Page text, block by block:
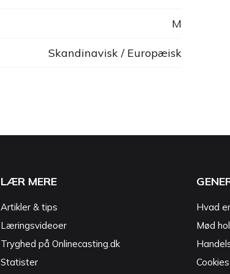
M
Skandinavisk / Europæisk
LÆR MERE
Artikler & tips
Læringsvideoer
Tryghed på Onlinecasting.dk
Statister
Hvad
Mød
Cookies